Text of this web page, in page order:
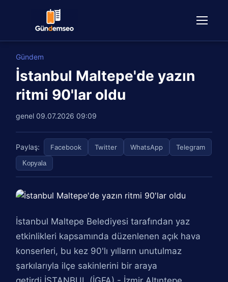
Gündem
İstanbul Maltepe'de yazın
ritmi 90'lar oldu
genel 09.07.2026 09:09
Paylaş: Facebook Twitter WhatsApp Telegram
Kopyala
İstanbul Maltepe Belediyesi tarafından yaz
etkinlikleri kapsamında düzenlenen açık hava
konserleri, bu kez 90'lı yılların unutulmaz
şarkılarıyla ilçe sakinlerini bir araya